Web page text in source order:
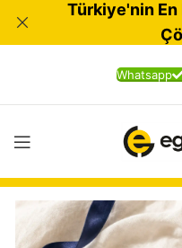
Whatsapp
Türkiye'nin En